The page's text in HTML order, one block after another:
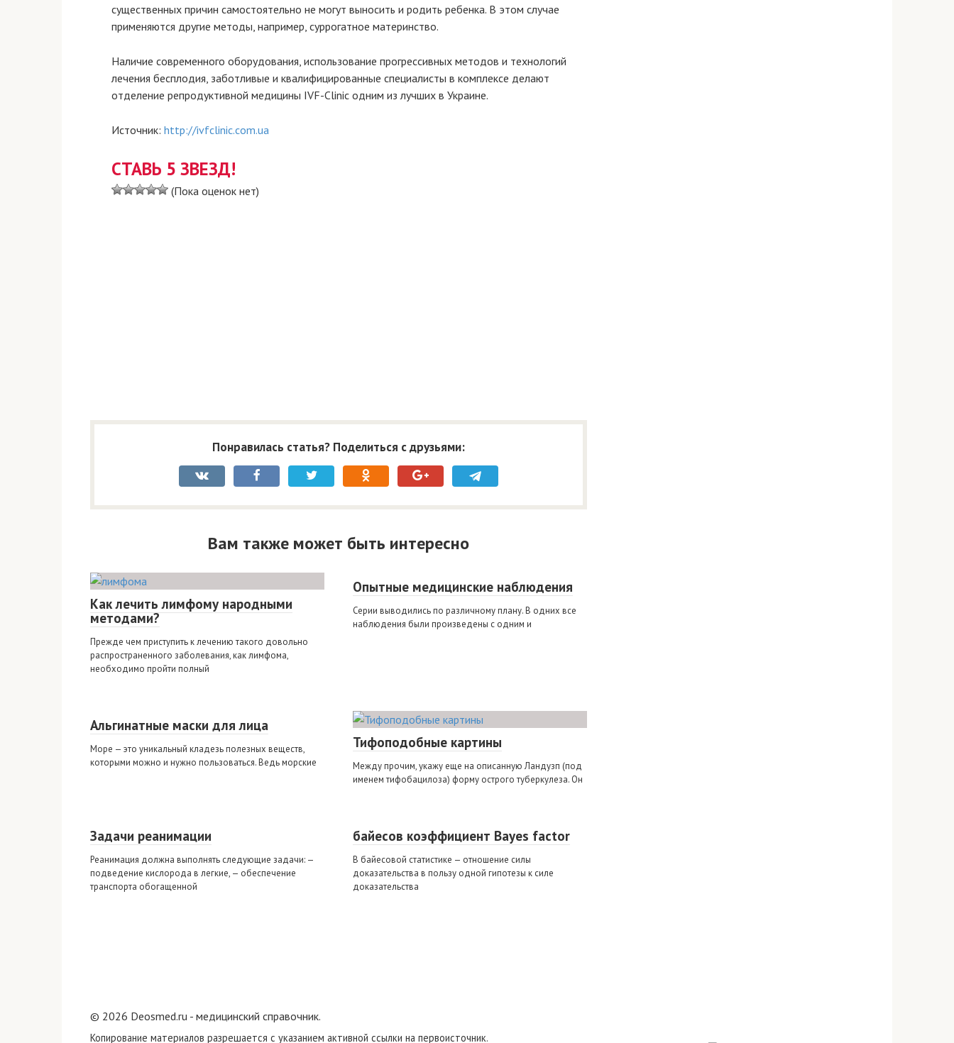
существенных причин самостоятельно не могут выносить и родить ребенка. В этом случае
применяются другие методы, например, суррогатное материнство.
Наличие современного оборудования, использование прогрессивных методов и технологий
лечения бесплодия, заботливые и квалифицированные специалисты в комплексе делают
отделение репродуктивной медицины IVF-Clinic одним из лучших в Украине.
Источник: http://ivfclinic.com.ua
СТАВЬ 5 ЗВЕЗД!
(Пока оценок нет)
Понравилась статья? Поделиться с друзьями:
Вам также может быть интересно
Как лечить лимфому народными
методами?
Прежде чем приступить к лечению такого довольно
распространенного заболевания, как лимфома,
необходимо пройти полный
Опытные медицинские наблюдения
Серии выводились по различному плану. В одних все
наблюдения были произведены с одним и
Альгинатные маски для лица
Море — это уникальный кладезь полезных веществ,
которыми можно и нужно пользоваться. Ведь морские
Тифоподобные картины
Между прочим, укажу еще на описанную Ландузп (под
именем тифобацилоза) форму острого туберкулеза. Он
Задачи реанимации
Реанимация должна выполнять следующие задачи: —
подведение кислорода в легкие, — обеспечение
транспорта обогащенной
байесов коэффициент Bayes factor
В байесовой статистике — отношение силы
доказательства в пользу одной гипотезы к силе
доказательства
© 2026 Deosmed.ru - медицинский справочник.
Копирование материалов разрешается с указанием активной ссылки на первоисточник.